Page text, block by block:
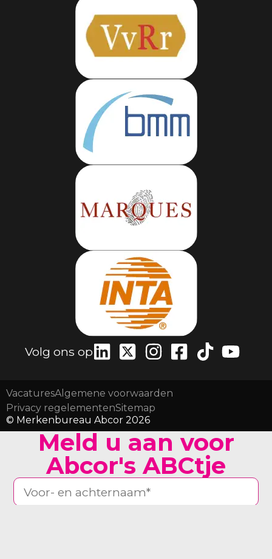
Volg ons op
VacaturesAlgemene voorwaarden
Privacy regelementenSitemap
© Merkenbureau Abcor 2026
Meld u aan voor
Abcor's ABCtje